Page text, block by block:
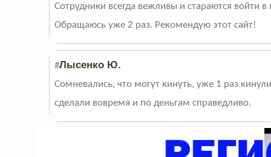
Сотрудники всегда вежливы и стараются
Обращаюсь уже 2 раз. Рекомендую этот сайт!
#Лысенко Ю.
Сомневались, что могут кинуть, уже 1 раз
сделали вовремя и по деньгам справедливо.